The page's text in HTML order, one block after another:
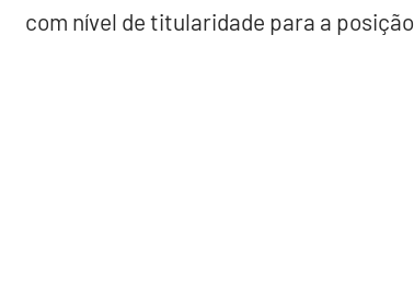
com nível de titularidade para a posição.